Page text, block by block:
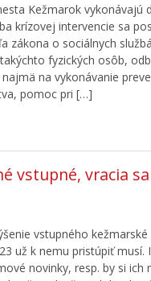
Kežmarok vykonávajú
krízovej intervencie sa
zákona o sociálnych
fyzických osôb,
na vykonávanie
pomoc pri […]
vstupné, vracia
vstupného
už k nemu pristúpiť musí.
novinky, resp. by si ich